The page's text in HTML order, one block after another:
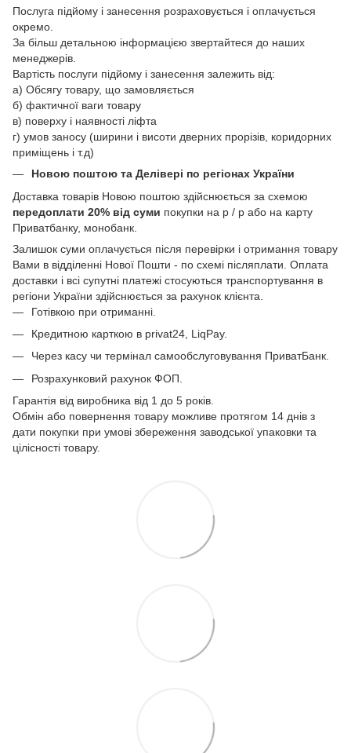
Послуга підйому і занесення розраховується і оплачується
окремо.
За більш детальною інформацією звертайтеся до наших
менеджерів.
Вартість послуги підйому і занесення залежить від:
а) Обсягу товару, що замовляється
б) фактичної ваги товару
в) поверху і наявності ліфта
г) умов заносу (ширини і висоти дверних прорізів, коридорних
приміщень і т.д)
Новою поштою та Делівері по регіонах України
Доставка товарів Новою поштою здійснюється за схемою
передоплати 20% від суми покупки на р / р або на карту
Приватбанку, монобанк.
Залишок суми оплачується після перевірки і отримання товару
Вами в відділенні Нової Пошти - по схемі післяплати. Оплата
доставки і всі супутні платежі стосуються транспортування в
регіони України здійснюється за рахунок клієнта.
Готівкою при отриманні.
Кредитною карткою в privat24, LiqPay.
Через касу чи термінал самообслуговування ПриватБанк.
Розрахунковий рахунок ФОП.
Гарантія від виробника від 1 до 5 років.
Обмін або повернення товару можливе протягом 14 днів з
дати покупки при умові збереження заводської упаковки та
цілісності товару.